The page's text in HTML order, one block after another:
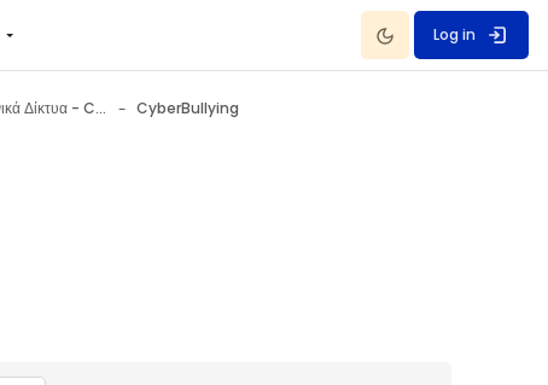
Dark Mode
Log in
Κίνδυνοι στα Κοινωνικά Δίκτυα - Cyberbullying 9 October - 15 October CyberBullying